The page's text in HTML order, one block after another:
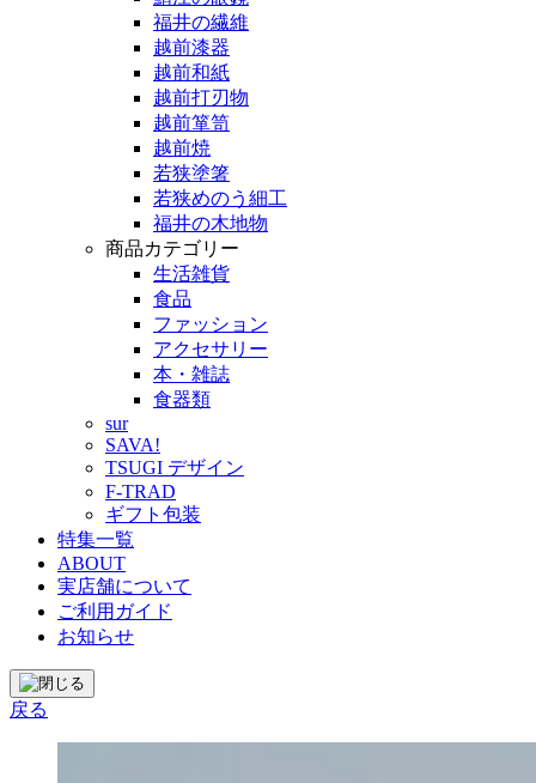
福井の繊維
越前漆器
越前和紙
越前打刃物
越前箪笥
越前焼
若狭塗箸
若狭めのう細工
福井の木地物
商品カテゴリー
生活雑貨
食品
ファッション
アクセサリー
本・雑誌
食器類
sur
SAVA!
TSUGI デザイン
F-TRAD
ギフト包装
特集一覧
ABOUT
実店舗について
ご利用ガイド
お知らせ
戻る